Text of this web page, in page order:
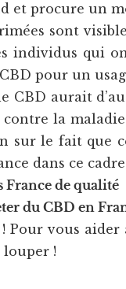
et procure un
sont
individus qui
pour un
CBD aurait
contre la
le fait que
dans ce
France de qualité
du CBD en
Pour vous
louper !